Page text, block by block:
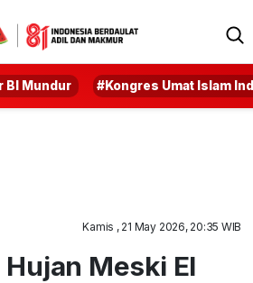
BI Mundur #Kongres Umat Islam
Kamis , 21 May 2026, 20:35 WIB
Meski El